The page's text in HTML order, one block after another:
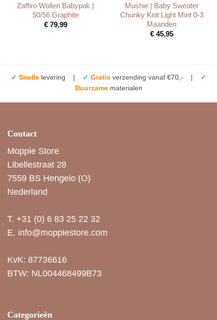
Zaffiro Wollen Babypak |
50/56 Graphite
€79,99
Mushie | Baby Sweater
Chunky Knit Light Mint 0-3
Maanden
€45,95
✓ Snellelevering | ✓ Gratisverzending vanaf €70,- |
✓
Duurzamematerialen
Contact
Moppie Store
Libellestraat 28
7559 BS Hengelo (O)
Nederland
T. +31 (0) 6 83 25 22 32
E. info@moppiestore.com
KvK: 87736616
BTW: NL004468499B73
Categorieën